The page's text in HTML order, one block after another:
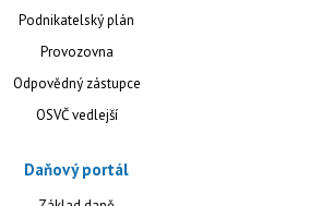
Podnikatelský plán
Provozovna
Odpovědný zástupce
OSVČ vedlejší
Daňový portál